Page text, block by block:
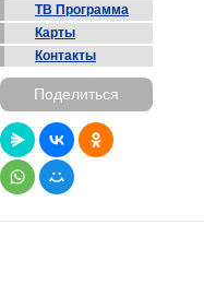
ТВ Программа
Карты
Контакты
Поделиться